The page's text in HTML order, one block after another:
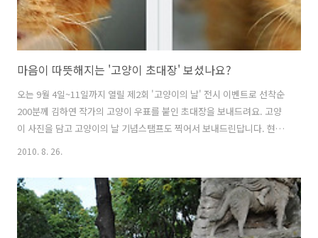
마음이 따뜻해지는 '고양이 초대장' 보셨나요?
오는 9월 4일~11일까지 열릴 제2회 '고양이의 날' 전시 이벤트로 선착순
200분께 김하연 작가의 고양이 우표를 붙인 초대장을 보내드려요. 고양
이 사진을 담고 고양이의 날 기념스탬프도 찍어서 보내드린답니다. 현재
147분이 신청해주셨으니 마감이 얼마 남지 않았습니다^ㅅ^ 초대장이 없
를 응원해 온 분들께 특별한 기념선물을 드리고자 준비했습니다. 신청은
8월 29일까지지만, 선착순 마감인지라 서둘러 주세요~ 김하연 작가의 사
진으로 제작한 고양이 초대장입니다. 어떤 연출이나 인위적인 개입 없이,
길고양이의 삶을 묵직한 시선으로 지켜봐 온 작가의 진심이 느껴지는 작
2010. 8. 26.